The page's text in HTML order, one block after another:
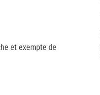
et exempte de